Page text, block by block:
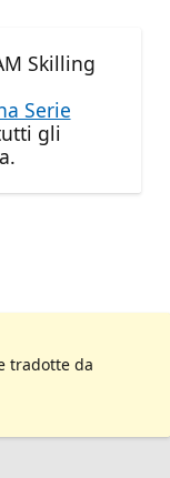
Skilling
Serie
gli
tradotte da